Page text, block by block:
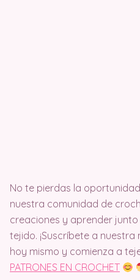
No te pierdas la
nuestra comunidad de
creaciones y aprender
tejido. ¡Suscríbete a
hoy mismo y comienza a
PATRONES EN CROCHET